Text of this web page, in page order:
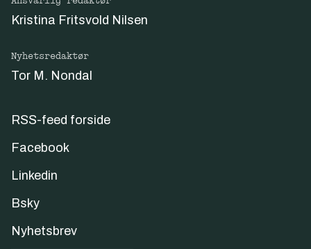
Kristina Fritsvold Nilsen
Nyhetsredaktør
Tor M. Nondal
RSS-feed forside
Facebook
Linkedin
Bsky
Nyhetsbrev